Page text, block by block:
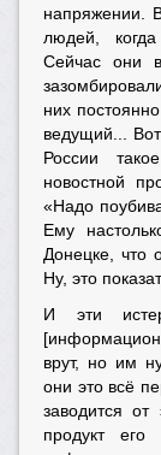
напряжении.
людей,
Сейчас они
них
ведущий...
России
новостной
«Надо
Ему
Донецке, что
Ну, это
И эти
врут, но им
они это всё
заводится
продукт его